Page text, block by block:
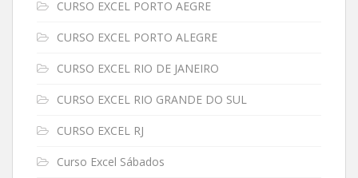
CURSO EXCEL PORTO AEGRE
CURSO EXCEL PORTO ALEGRE
CURSO EXCEL RIO DE JANEIRO
CURSO EXCEL RIO GRANDE DO SUL
CURSO EXCEL RJ
Curso Excel Sábados